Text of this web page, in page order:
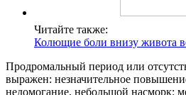
Читайте также:
Колющие боли внизу живота
Продромальный период или
выражен: незначительное
недомогание, небольшой насморк: